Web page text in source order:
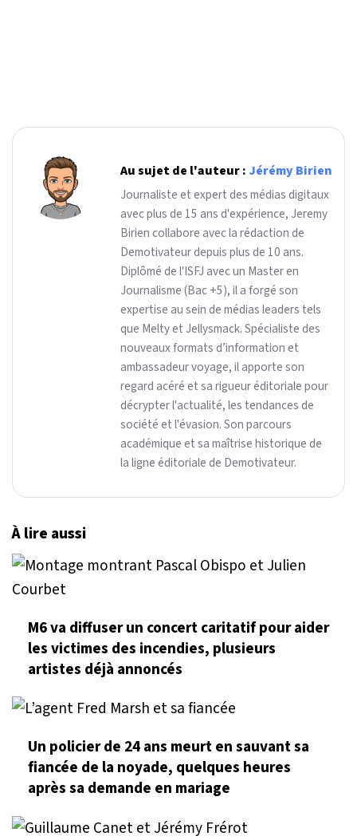
Au sujet de l'auteur : Jérémy Birien
Journaliste et expert des médias digitaux
avec plus de 15 ans d'expérience, Jeremy
Birien collabore avec la rédaction de
Demotivateur depuis plus de 10 ans.
Diplômé de l'ISFJ avec un Master en
Journalisme (Bac +5), il a forgé son
expertise au sein de médias leaders tels
que Melty et Jellysmack. Spécialiste des
nouveaux formats d’information et
ambassadeur voyage, il apporte son
regard acéré et sa rigueur éditoriale pour
décrypter l'actualité, les tendances de
société et l'évasion. Son parcours
académique et sa maîtrise historique de
la ligne éditoriale de Demotivateur.
À lire aussi
M6 va diffuser un concert caritatif pour aider
les victimes des incendies, plusieurs
artistes déjà annoncés
Un policier de 24 ans meurt en sauvant sa
fiancée de la noyade, quelques heures
après sa demande en mariage